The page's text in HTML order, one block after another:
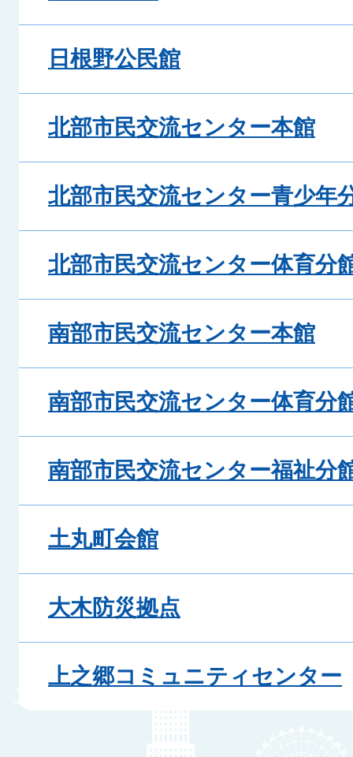
日根野公民館
北部市民交流センター本館
北部市民交流センター青少年
北部市民交流センター体育分
南部市民交流センター本館
南部市民交流センター体育分
南部市民交流センター福祉分
土丸町会館
大木防災拠点
上之郷コミュニティセンター